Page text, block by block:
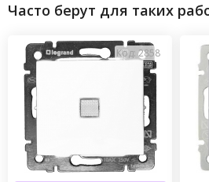
Часто берут для таких
Код: 2858